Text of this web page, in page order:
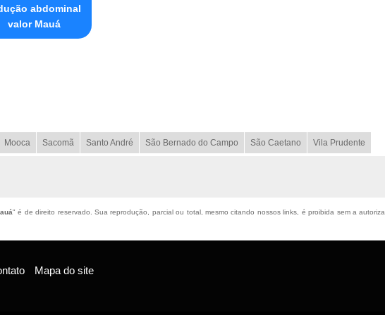
abdominal
valor Mauá
Mooca Sacomã Santo André São Bernado do Campo São Caetano Vila Prudente
" é de direito reservado. Sua reprodução, parcial ou total, mesmo citando nossos links, é proibida sem a
Mapa do site